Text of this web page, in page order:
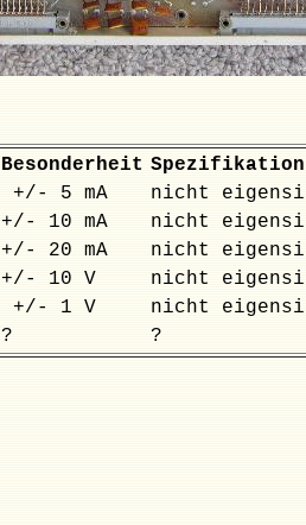
Besonderheit Spezifikation
+/- 5 mA
nicht
+/- 10 mA
nicht
+/- 20 mA
nicht
+/- 10 V
nicht
+/- 1 V
nicht
? ?